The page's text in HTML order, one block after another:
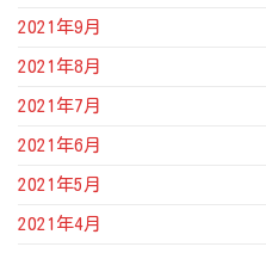
2021年9月
2021年8月
2021年7月
2021年6月
2021年5月
2021年4月